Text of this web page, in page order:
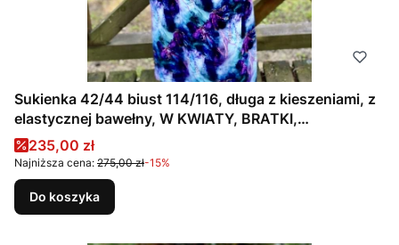
Sukienka 42/44 biust 114/116, długa z kieszeniami, z
elastycznej bawełny, W KWIATY, BRATKI,
FIOLETOWA, NIEBIESKA
Cena promocyjna
235,00 zł
Najniższa cena: 275,00 zł-15%
Do koszyka